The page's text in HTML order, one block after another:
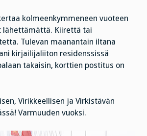
kolmeenkymmeneen vuoteen
lähettämättä. Kiirettä tai
Tulevan maanantain iltana
kirjailijaliiton residenssissä
takaisin, korttien postitus on
Virikkeellisen ja Virkistävän
Varmuuden vuoksi.